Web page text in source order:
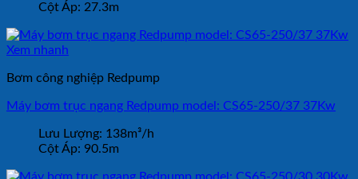
Cột Áp: 27.3m
Xem nhanh
Bơm công nghiệp Redpump
Máy bơm trục ngang Redpump model: CS65-250/37 37Kw
Lưu Lượng: 138m³/h
Cột Áp: 90.5m